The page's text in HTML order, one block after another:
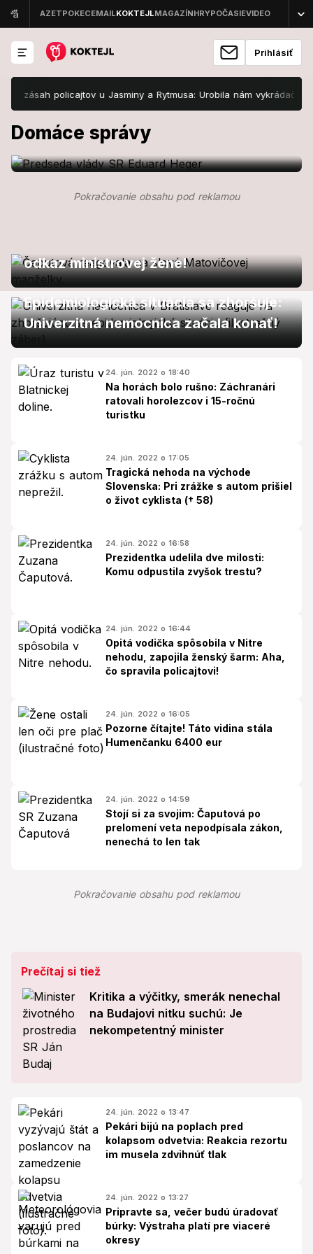
Prihlásiť
zásah policajtov u Jasminy a Rytmusa: Urobila nám vykrádačku v
Domáce správy
Domáca politika
Zamestnanci v štátnej správe si
polepšia: Koľko navrhuje vláda!
Pokračovanie obsahu pod reklamou
Domáce promi
odkaz ministrovej žene!
Domáce správy
Epidemiologická situácia sa zhoršuje:
Univerzitná nemocnica začala konať!
24. jún. 2022 o 18:40
Na horách bolo rušno: Záchranári
ratovali horolezcov i 15-ročnú
turistku
24. jún. 2022 o 17:05
Tragická nehoda na východe
Slovenska: Pri zrážke s autom prišiel
o život cyklista († 58)
24. jún. 2022 o 16:58
Prezidentka udelila dve milosti:
Komu odpustila zvyšok trestu?
24. jún. 2022 o 16:44
Opitá vodička spôsobila v Nitre
nehodu, zapojila ženský šarm: Aha,
čo spravila policajtovi!
24. jún. 2022 o 16:05
Pozorne čítajte! Táto vidina stála
Humenčanku 6400 eur
24. jún. 2022 o 14:59
Stojí si za svojim: Čaputová po
prelomení veta nepodpísala zákon,
nenechá to len tak
Pokračovanie obsahu pod reklamou
Prečítaj si tiež
Kritika a výčitky, smerák nenechal
na Budajovi nitku suchú: Je
nekompetentný minister
24. jún. 2022 o 13:47
Pekári bijú na poplach pred
kolapsom odvetvia: Reakcia rezortu
im musela zdvihnúť tlak
24. jún. 2022 o 13:27
Pripravte sa, večer budú úradovať
búrky: Výstraha platí pre viaceré
okresy